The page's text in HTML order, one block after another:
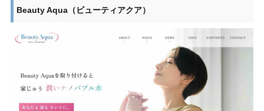
Beauty Aqua（ビューティアクア）